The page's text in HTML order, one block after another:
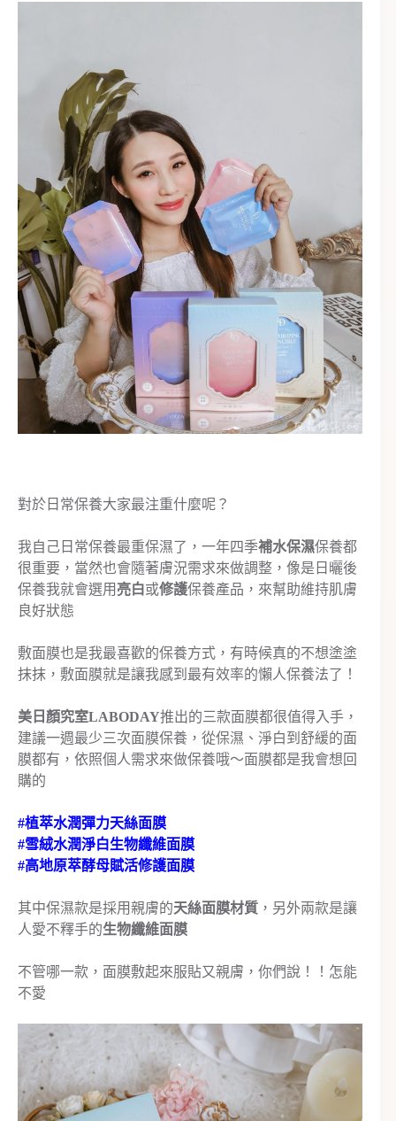
對於日常保養大家最注重什麼呢？
我自己日常保養最重保濕了，一年四季補水保濕保養都
很重要，當然也會隨著膚況需求來做調整，像是日曬後
保養我就會選用 亮白或修護保養產品，來幫助維持肌膚
良好狀態
敷面膜也是我最喜歡的保養方式，有時候真的不想塗塗
抹抹，敷面膜就是讓我感到最有效率的懶人保養法了！
美日顏究室LABODAY推出的三款面膜都很值得入手，
建議一週最少三次面膜保養，從保濕、淨白到舒緩的面
膜都有，依照個人需求來做保養哦～面膜都是我會想回
購的
#植萃水潤彈力天絲面膜
#雪絨水潤淨白生物纖維面膜
#高地原萃酵母賦活修護面膜
其中保濕款是採用親膚的天絲面膜材質 ，另外兩款是讓
人愛不釋手的生物纖維面膜
不管哪一款，面膜敷起來服貼又親膚，你們說！！怎能
不愛